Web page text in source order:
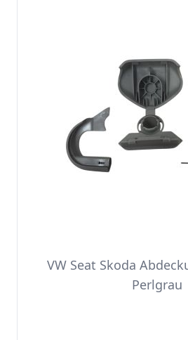
VW Seat Skoda
Perlgrau